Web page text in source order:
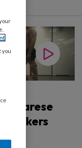
parese
you